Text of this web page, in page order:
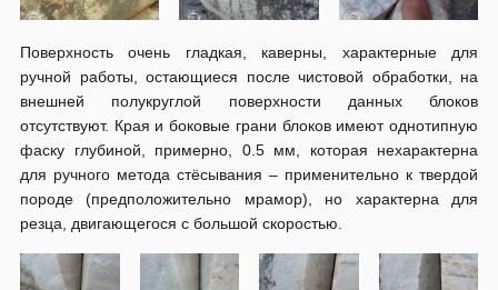
Поверхность очень гладкая, каверны, характерные для
ручной работы, остающиеся после чистовой обработки, на
внешней полукруглой поверхности данных блоков
отсутствуют. Края и боковые грани блоков имеют однотипную
фаску глубиной, примерно, 0.5 мм, которая нехарактерна
для ручного метода стёсывания – применительно к твердой
породе (предположительно мрамор), но характерна для
резца, двигающегося с большой скоростью.